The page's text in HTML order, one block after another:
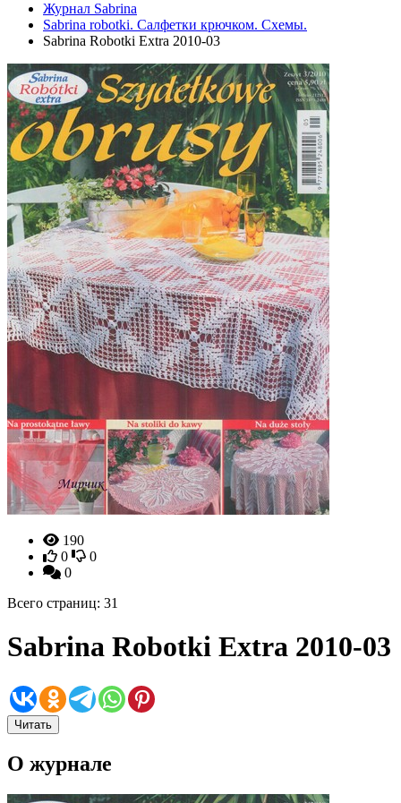
Журнал Sabrina
Sabrina robotki. Салфетки крючком. Схемы.
Sabrina Robotki Extra 2010-03
190
0
0
0
Всего страниц: 31
Sabrina Robotki Extra 2010-03
Читать
О журнале